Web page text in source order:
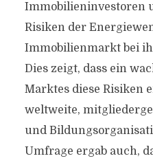
Immobilieninvestoren
Risiken der
Immobilienmarkt bei
Dies zeigt, dass ein
Marktes diese Risiken
weltweite,
und
Umfrage ergab auch,